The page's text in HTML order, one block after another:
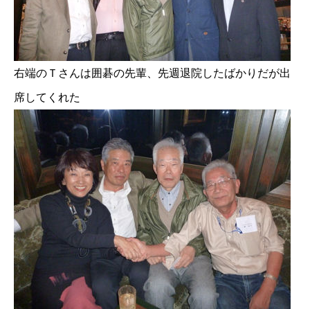
右端のＴさんは囲碁の先輩、先週退院したばかりだが出
席してくれた